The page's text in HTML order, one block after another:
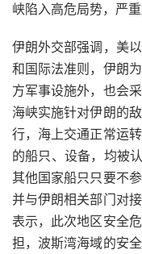
峡陷入高危局势，严
伊朗外交部强调，美
和国际法准则，伊朗
方军事设施外，也会
海峡实施针对伊朗的
行，海上交通正常运
的船只、设备，均被
其他国家船只只要不
并与伊朗相关部门对
表示，此次地区安全
担，波斯湾海域的安